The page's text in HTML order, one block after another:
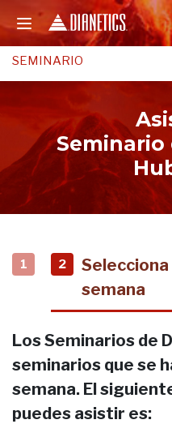
SEMINARIO
Seminario
1 2
Selecciona
semana
Los Seminarios de
seminarios que se
semana. El
puedes asistir es: